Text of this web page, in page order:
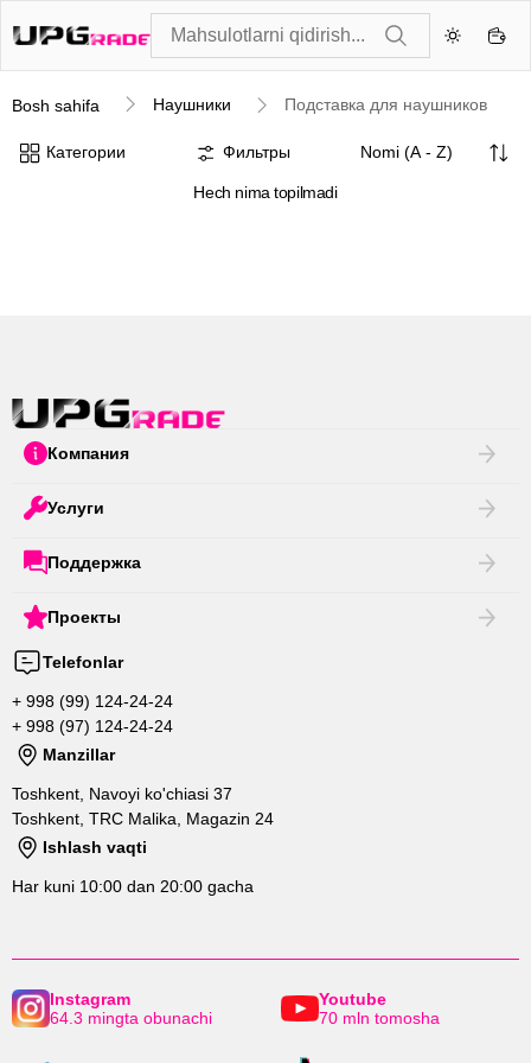
Bosh sahifa Наушники Подставка для наушников
Категории Фильтры
Hech nima topilmadi
Компания
Услуги
Поддержка
Проекты
Telefonlar
+ 998 (99) 124-24-24
+ 998 (97) 124-24-24
Manzillar
Toshkent, Navoyi ko'chiasi 37
Toshkent, TRC Malika, Magazin 24
Ishlash vaqti
Har kuni 10:00 dan 20:00 gacha
Instagram
64.3 mingta obunachi
Youtube
70 mln tomosha